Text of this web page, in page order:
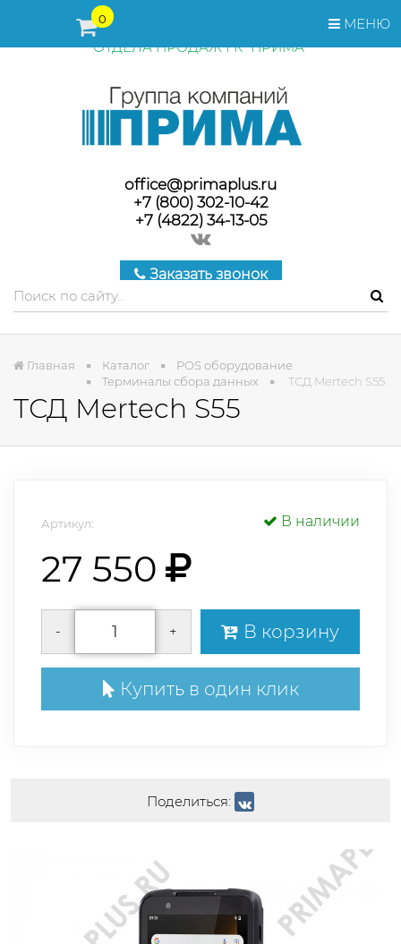
МЕНЮ
0
ПЕРЕД ОФОРМЛЕНИЕМ ЗАКАЗА, СТОИМОСТЬ И СРОКИ
ПОСТАВКИ ТОВАРА УТОЧНЯЙТЕ У МЕНЕДЖЕРОВ
ОТДЕЛА ПРОДАЖ ГК "ПРИМА"
office@primaplus.ru
+7 (800) 302-10-42
+7 (4822) 34-13-05
Заказать звонок
Главная Каталог
POS оборудование
Терминалы сбора данных
ТСД Mertech S55
ТСД Mertech S55
Артикул: В наличии
27 550
- + В корзину
Купить в один клик
Поделиться: